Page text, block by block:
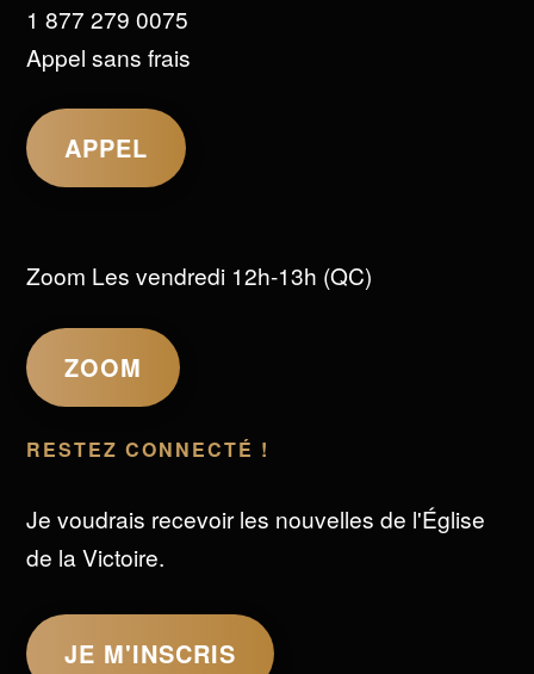
1 877 279 0075
Appel sans frais
APPEL
Zoom Les vendredi 12h-13h (QC)
ZOOM
RESTEZ CONNECTÉ !
Je voudrais recevoir les nouvelles de l'Église
de la Victoire.
JE M'INSCRIS